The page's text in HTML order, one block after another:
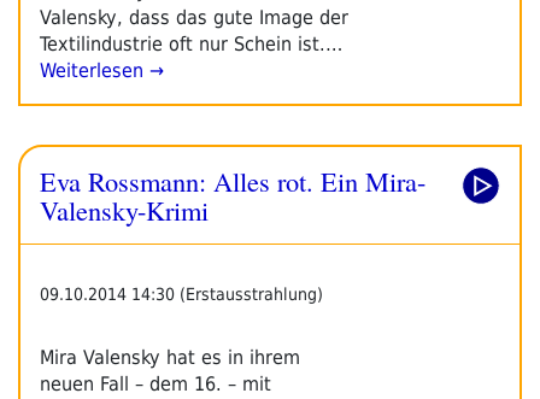
Valensky, dass das gute Image der
Textilindustrie oft nur Schein ist.…
Weiterlesen →
Eva Rossmann: Alles rot. Ein Mira-
Valensky-Krimi
09.10.2014 14:30 (Erstausstrahlung)
Mira Valensky hat es in ihrem
neuen Fall – dem 16. – mit